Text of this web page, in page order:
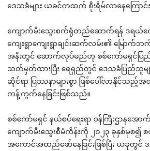
ဒေသခံများ ယခင်ကထက် စိုးရိမ်လာနေကြောင်
ကျောက်မီးသွေးစက်ရုံတည်ဆောက်ရန် ဒရယ်က
ကျေးရွာကျေးရွာချင်းဆက်လမ်း၏ မြောက်ဘ
အနီးတွင် ဆောက်လုပ်မည်ဟု စစ်ကော်မရှင်ပြ
သတ်မှတ်ထားပြီး ရေရှည်တွင် ဒေသခံပြည်သူမျာ
ဆိုင်ရာ ပြဿနာများစွာ ဖြစ်ပေါ်လာနိုင်သည့်
ကန့်ကွက်နေခြင်းဖြစ်သည်။
စစ်ကော်မရှင် နယ်စပ်ရေးရာ ဝန်ကြီးဌာနအော
ကျောက်မီးသွေးစီမံကိန်းကို ၂၀၂၃ ခုနှစ်မှစ၍
အကောင်အထည်ဖော်နေခြင်းဖြစ်ပြီး ယခုတွင်